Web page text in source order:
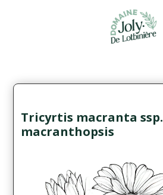
Tricyrtis macranta ssp.
macranthopsis